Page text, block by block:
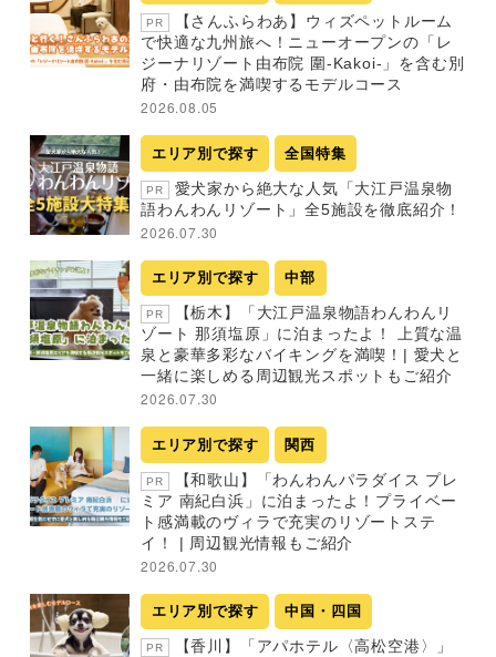
PR
【さんふらわあ】ウィズペットルーム
で快適な九州旅へ！ニューオープンの「レ
ジーナリゾート由布院 圍-Kakoi-」を含む別
府・由布院を満喫するモデルコース
2026.08.05
エリア別で探す 全国特集
PR
愛犬家から絶大な人気「大江戸温泉物
語わんわんリゾート」全5施設を徹底紹介！
2026.07.30
エリア別で探す 中部
PR
【栃木】「大江戸温泉物語わんわんリ
ゾート 那須塩原」に泊まったよ！ 上質な温
泉と豪華多彩なバイキングを満喫！| 愛犬と
一緒に楽しめる周辺観光スポットもご紹介
2026.07.30
エリア別で探す 関西
PR
【和歌山】「わんわんパラダイス プレ
ミア 南紀白浜」に泊まったよ！プライベー
ト感満載のヴィラで充実のリゾートステ
イ！ | 周辺観光情報もご紹介
2026.07.30
エリア別で探す 中国・四国
PR
【香川】「アパホテル〈高松空港〉」